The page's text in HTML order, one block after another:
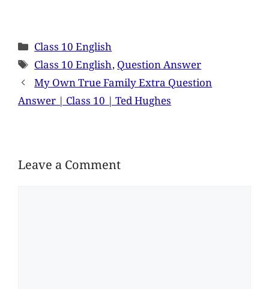
Class 10 English
Class 10 English,Question Answer
My Own True Family Extra Question
Answer | Class 10 | Ted Hughes
Leave a Comment